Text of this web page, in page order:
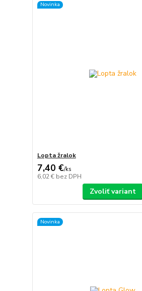
Novinka
Lopta žralok
7,40 €/ks
6,02 € bez DPH
Zvoliť variant
Novinka